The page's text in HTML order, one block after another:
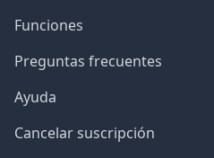
Funciones
Preguntas frecuentes
Ayuda
Cancelar suscripción